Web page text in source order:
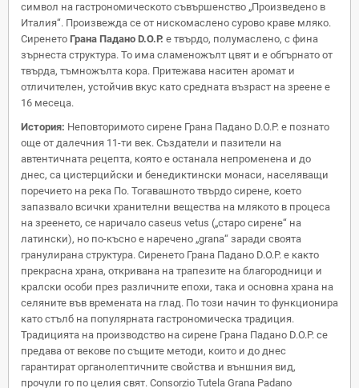
символ на гастрономическото съвършенство „Произведено в
Италия“. Произвежда се от нискомаслено сурово краве мляко.
Сиренето Грана Падано D.O.P. е твърдо, полумаслено, с фина
зърнеста структура. То има сламеножълт цвят и е обгърнато от
твърда, тъмножълта кора. Притежава наситен аромат и
отличителен, устойчив вкус като средната възраст на зреене е
16 месеца.
История: Неповторимото сирене Грана Падано D.O.P. е познато
още от далечния 11-ти век. Създатели и пазители на
автентичната рецепта, която е останала непроменена и до
днес, са цистерцийски и бенедиктински монаси, населяващи
поречието на река По. Тогавашното твърдо сирене, което
запазвало всички хранителни вещества на млякото в процеса
на зреенето, се наричало caseus vetus („старо сирене“ на
латински), но по-късно е наречено „grana“ заради своята
гранулирана структура. Сиренето Грана Падано D.O.P. е както
прекрасна храна, откривана на трапезите на благородници и
кралски особи през различните епохи, така и основна храна на
селяните във времената на глад. По този начин то функционира
като стълб на популярната гастрономическа традиция.
Традицията на производство на сирене Грана Падано D.O.P. се
предава от векове по същите методи, които и до днес
гарантират органолептичните свойства и външния вид,
прочули го по целия свят. Consorzio Tutela Grana Padano